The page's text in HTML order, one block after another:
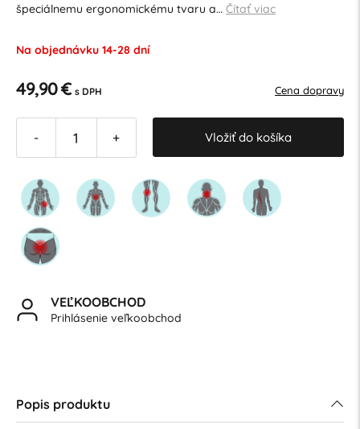
špeciálnemu ergonomickému tvaru a… Čítať viac
Na objednávku 14-28 dní
49,90 € s DPH Cena dopravy
- + Vložiť do košíka
VEĽKOOBCHOD
Prihlásenie veľkoobchod
Popis produktu